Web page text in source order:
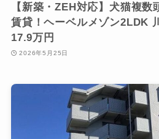
【新築・ZEH対応】犬猫複
賃貸！ヘーベルメゾン2LDK
17.9万円
2026年5月25日